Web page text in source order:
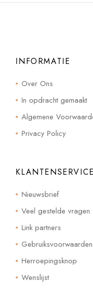
INFORMATIE
Over Ons
In opdracht gemaakt
Algemene
Privacy Policy
KLANTENSERVICE
Nieuwsbrief
Veel gestelde vragen
Link partners
Gebruiksvoorwaarden
Herroepingsknop
Wenslijst